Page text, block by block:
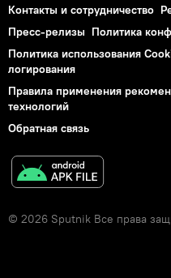
Контакты и сотрудничество
Пресс-релизы Политика
Политика использования
логирования
Правила применения
технологий
Обратная связь
© 2026 Sputnik Все права